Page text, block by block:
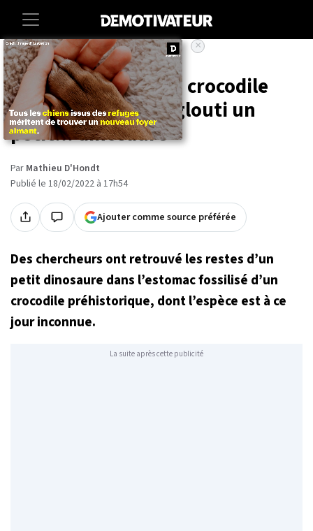
Accueil Sciences
Avant de mourir, ce crocodile
préhistorique a englouti un
petit... dinosaure
Par Mathieu D'Hondt
Publié le 18/02/2022 à 17h54
Ajouter comme source préférée
Des chercheurs ont retrouvé les restes d’un
petit dinosaure dans l’estomac fossilisé d’un
crocodile préhistorique, dont l’espèce est à ce
jour inconnue.
La suite après cette publicité
×